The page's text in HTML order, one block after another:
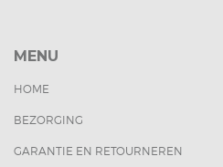
MENU
HOME
BEZORGING
GARANTIE EN RETOURNEREN